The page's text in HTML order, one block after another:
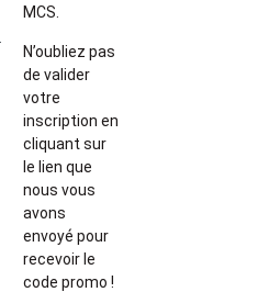
MCS.
N’oubliez pas
de valider
votre
inscription en
cliquant sur
le lien que
nous vous
avons
envoyé pour
recevoir le
code promo !